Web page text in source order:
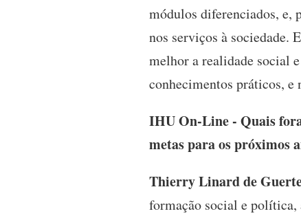
módulos diferenciados, e,
nos serviços à sociedade.
melhor a realidade social
conhecimentos práticos, e
IHU On-Line - Quais
metas para os próximos
Thierry Linard de
formação social e política,